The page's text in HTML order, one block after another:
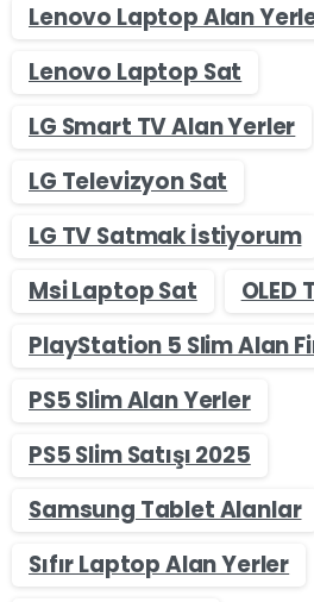
Lenovo Laptop Alan
Lenovo Laptop Sat
LG Smart TV Alan Yerler
LG Televizyon Sat
LG TV Satmak İstiyorum
Msi Laptop Sat
OLED
PlayStation 5 Slim Alan
PS5 Slim Alan Yerler
PS5 Slim Satışı 2025
Samsung Tablet Alanlar
Sıfır Laptop Alan Yerler